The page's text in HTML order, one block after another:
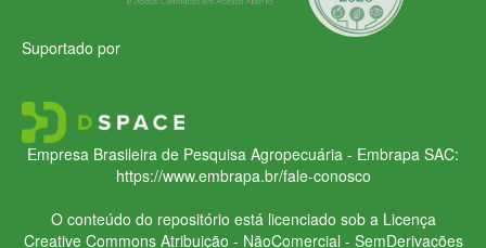
Suportado por
Empresa Brasileira de Pesquisa Agropecuária - Embrapa SAC:
https://www.embrapa.br/fale-conosco
O conteúdo do repositório está licenciado sob a Licença
Creative CommonsAtribuição - NãoComercial - SemDerivações